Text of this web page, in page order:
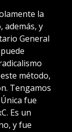
la
además, y
General
método,
Tengamos
fue
Es un
y fue